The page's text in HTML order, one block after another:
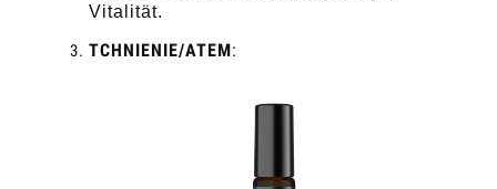
Vitalität.
TCHNIENIE/ATEM: